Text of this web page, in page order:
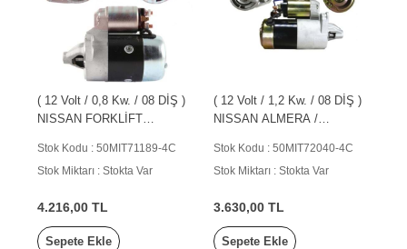
( 12 Volt / 0,8 Kw. / 08 DİŞ )
NISSAN FORKLİFT
Stok Kodu : 50MIT71189-4C
Stok Miktarı : Stokta Var
4.216,00 TL
Sepete Ekle
( 12 Volt / 1,2 Kw. / 08 DİŞ )
NISSAN ALMERA /
Stok Kodu : 50MIT72040-4C
Stok Miktarı : Stokta Var
3.630,00 TL
Sepete Ekle